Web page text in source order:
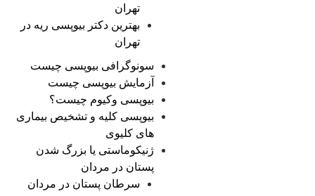
تهران
بهترین دکتر بیوپسی ریه در
تهران
سونوگرافی بیوپسی چیست
آزمایش بیوپسی چیست
بیوپسی وکیوم چیست؟
بیوپسی کلیه و تشخیص بیماری
های کلیوی
ژنیکوماستی یا بزرگ شدن
پستان در مردان
سرطان پستان در مردان